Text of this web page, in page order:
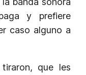
y prefiere
caso alguno a
que les